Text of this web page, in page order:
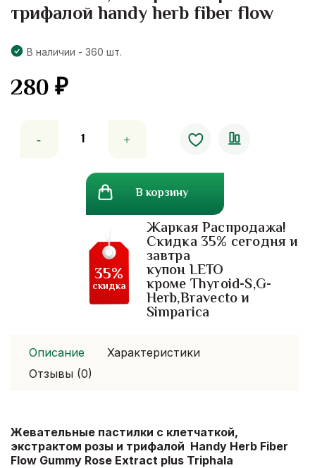
трифалой handy herb fiber flow
В наличии - 360 шт.
280₽
товара
клетчаткой,
трифалой handy
В корзину
Жаркая Распродажа!
Скидка 35% сегодня и
завтра
купон LETO
кроме Thyroid-S,G-
Herb,Bravecto и
Simparica
35%
скидка
Описание
Характеристики
Отзывы (0)
Жевательные пастилки с клетчаткой,
экстрактом розы и трифалой Handy Herb Fiber
Flow Gummy Rose Extract plus Triphala